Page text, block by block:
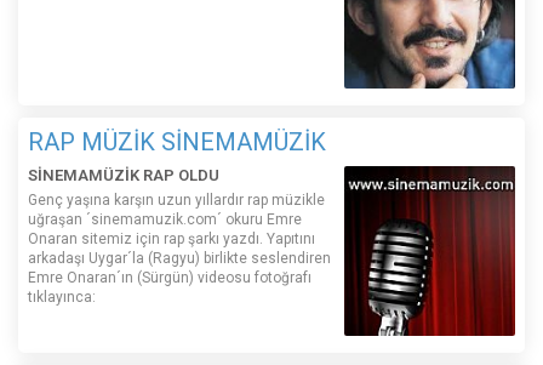
RAP MÜZİK SİNEMAMÜZİK
SİNEMAMÜZİK RAP OLDU
Genç yaşına karşın uzun yıllardır rap müzikle
uğraşan ´sinemamuzik.com´ okuru Emre
Onaran sitemiz için rap şarkı yazdı. Yapıtını
arkadaşı Uygar´la (Ragyu) birlikte seslendiren
Emre Onaran´ın (Sürgün) videosu fotoğrafı
tıklayınca: